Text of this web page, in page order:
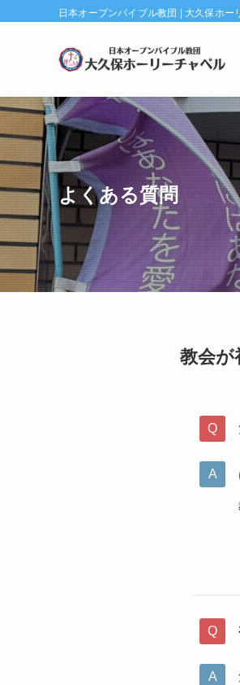
日本オープンバイブル教団 | 大久保ホー
よくある質問
教会が